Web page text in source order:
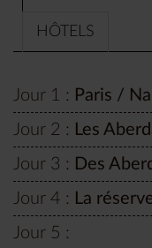
HÔTELS
Jour 1 : Paris /
Jour 2 : Les
Jour 3 : Des
Jour 4 : La
Jour 5 :